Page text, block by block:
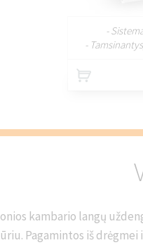
-
-
kambario langų
Pagamintos iš